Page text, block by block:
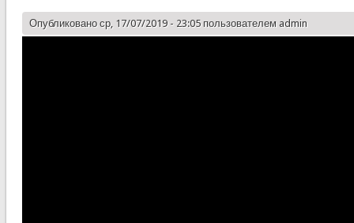
Опубликовано ср, 17/07/2019 - 23:05 пользователем admin